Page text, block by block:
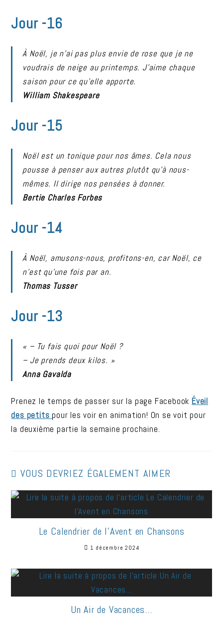
Jour -16
À Noël, je n’ai pas plus envie de rose que je ne
voudrais de neige au printemps. J’aime chaque
saison pour ce qu’elle apporte.
William Shakespeare
Jour -15
Noël est un tonique pour nos âmes. Cela nous
pousse à penser aux autres plutôt qu’à nous-
mêmes. Il dirige nos pensées à donner.
Bertie Charles Forbes
Jour -14
À Noël, amusons-nous, profitons-en, car Noël, ce
n’est qu’une fois par an.
Thomas Tusser
Jour -13
« – Tu fais quoi pour Noël ?
– Je prends deux kilos. »
Anna Gavalda
Prenez le temps de passer sur la page Facebook Éveil
des petitspour les voir en animation! On se voit pour
la deuxième partie la semaine prochaine.
VOUS DEVRIEZ ÉGALEMENT AIMER
Le Calendrier de l’Avent en Chansons
1 décembre 2024
Un Air de Vacances…